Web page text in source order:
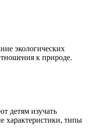
экологических
к природе.
детям изучать
характеристики, типы